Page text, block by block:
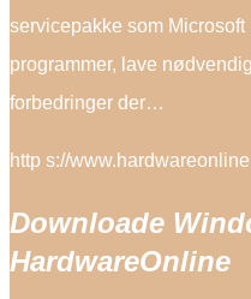
servicepakke som
programmer, lave
forbedringer der…
http s://
Downloade
HardwareOnline